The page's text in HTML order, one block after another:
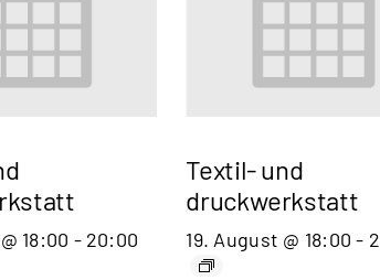
18:00 - 20:00
Textil- und
druckwerkstatt
19. August @ 18:00 -